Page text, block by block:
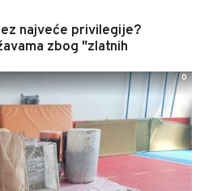
najveće privilegije?
zbog "zlatnih
0